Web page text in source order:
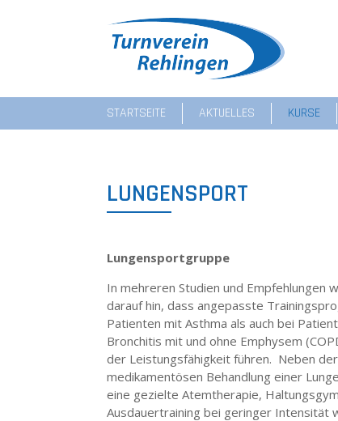
STARTSEITE AKTUELLES KURSE
LUNGENSPORT
Lungensportgruppe
In mehreren Studien und Empfehlungen
darauf hin, dass angepasste
Patienten mit Asthma als auch bei
Bronchitis mit und ohne Emphysem
der Leistungsfähigkeit führen. Neben
medikamentösen Behandlung einer
eine gezielte Atemtherapie,
Ausdauertraining bei geringer Intensität